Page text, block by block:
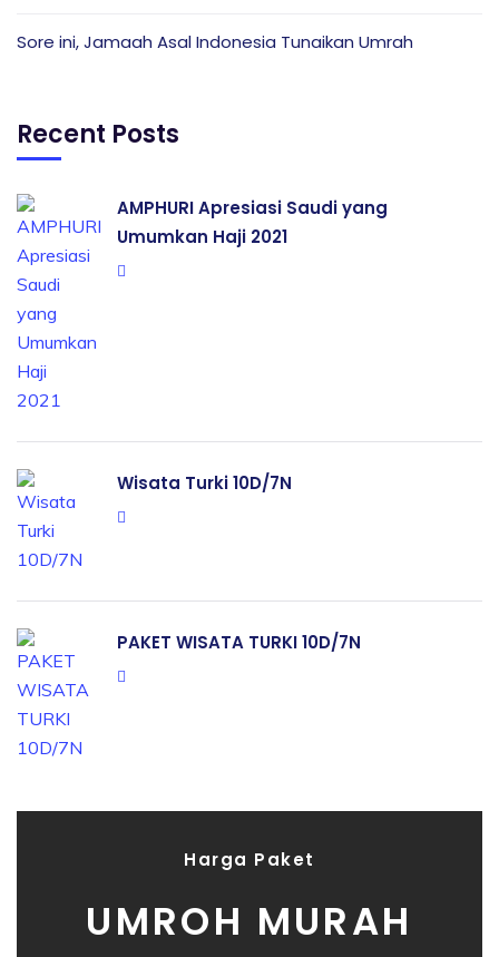
Sore ini, Jamaah Asal Indonesia Tunaikan Umrah
Recent Posts
AMPHURI Apresiasi Saudi yang
Umumkan Haji 2021
Wisata Turki 10D/7N
PAKET WISATA TURKI 10D/7N
Harga Paket
UMROH MURAH